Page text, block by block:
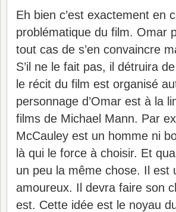
Eh bien c’est exactement en
problématique du film. Omar
tout cas de s’en convaincre
S’il ne le fait pas, il détruira
le récit du film est organisé
personnage d’Omar est à la
films de Michael Mann. Par
McCauley est un homme ni
là qui le force à choisir. Et
un peu la même chose. Il est
amoureux. Il devra faire son
est. Cette idée est le noyau